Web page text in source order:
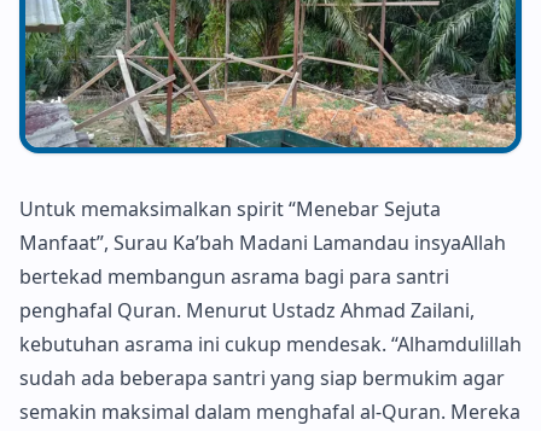
Untuk memaksimalkan spirit “Menebar Sejuta
Manfaat”, Surau Ka’bah Madani Lamandau insyaAllah
bertekad membangun asrama bagi para santri
penghafal Quran. Menurut Ustadz Ahmad Zailani,
kebutuhan asrama ini cukup mendesak. “Alhamdulillah
sudah ada beberapa santri yang siap bermukim agar
semakin maksimal dalam menghafal al-Quran. Mereka